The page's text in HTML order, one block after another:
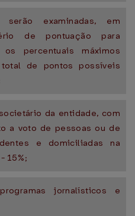
examinadas, em
de pontuação para
os percentuais máximos
de pontos possíveis
da entidade, com
a voto de pessoas ou de
e domiciliadas na
15%;
jornalísticos e